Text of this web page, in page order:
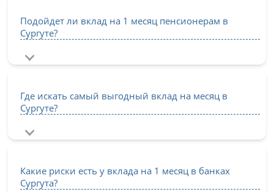
Подойдет ли вклад на 1 месяц пенсионерам в
Сургуте?
Где искать самый выгодный вклад на месяц в
Сургуте?
Какие риски есть у вклада на 1 месяц в банках
Сургута?